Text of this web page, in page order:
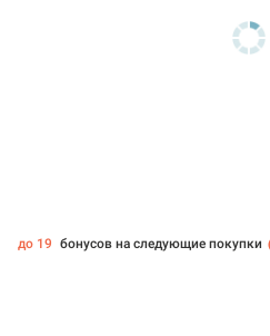
до 19 бонусов на следующие покупки